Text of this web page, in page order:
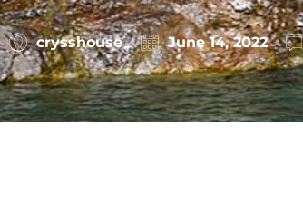
crysshouse June 14, 2022